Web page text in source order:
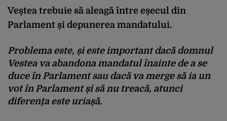
Veștea trebuie să aleagă între eșecul din
Parlament și depunerea mandatului.
Problema este, și este important dacă domnul
Vestea va abandona mandatul înainte de a se
duce în Parlament sau dacă va merge să ia un
vot în Parlament și să nu treacă, atunci
diferența este uriașă.